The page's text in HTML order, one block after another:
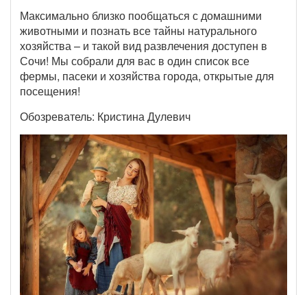
Максимально близко пообщаться с домашними
животными и познать все тайны натурального
хозяйства – и такой вид развлечения доступен в
Сочи! Мы собрали для вас в один список все
фермы, пасеки и хозяйства города, открытые для
посещения!
Обозреватель: Кристина Дулевич